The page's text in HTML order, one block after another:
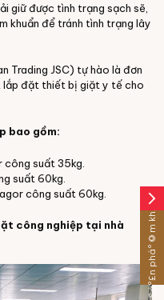
giữ được tình trạng sạch sẽ,
khuẩn để tránh tình trạng lây
Trading JSC) tự hào là đơn
lắp đặt thiết bị giặt y tế cho
bao gồm:
suất 35kg.
suất 60kg.
công suất 60kg.
công nghiệp tại nhà
arrow_forward_ios
Sáº£n pháº©m khÃ¡c